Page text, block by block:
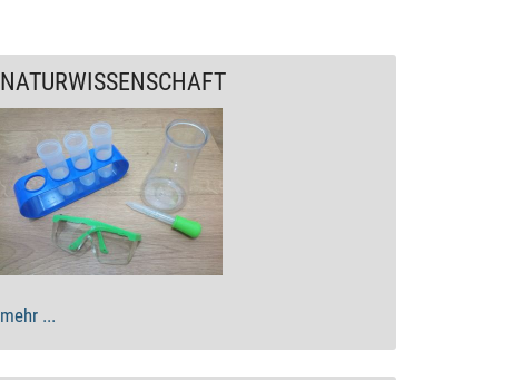
NATURWISSENSCHAFT
mehr ...